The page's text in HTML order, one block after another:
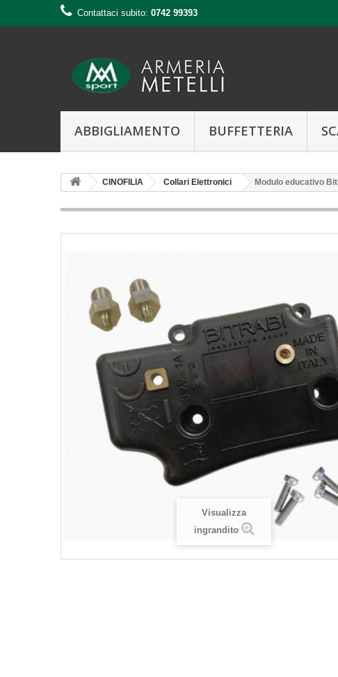
Contattaci subito: 0742 99393
ABBIGLIAMENTO BUFFETTERIA
CINOFILIA Collari Elettronici Modulo educativo
Visualizza
ingrandito